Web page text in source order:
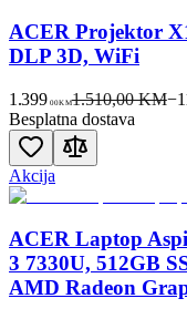
ACER Projektor
DLP 3D, WiFi
1.399 00KM1.510,00 KM−
Besplatna dostava
Akcija
ACER Laptop
3 7330U, 512GB
AMD Radeon